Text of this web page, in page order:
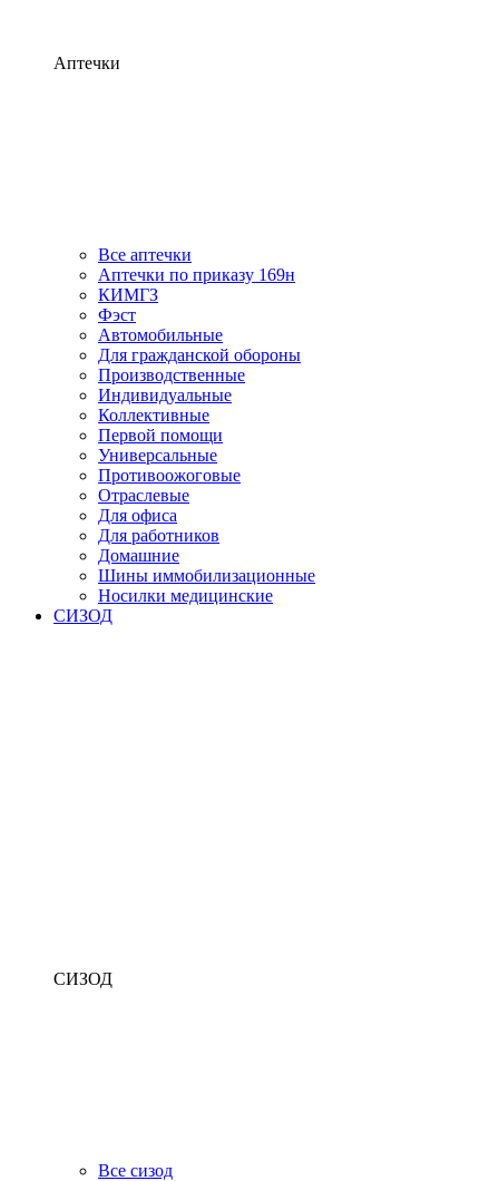
Аптечки
Все аптечки
Аптечки по приказу 169н
КИМГЗ
Фэст
Автомобильные
Для гражданской обороны
Производственные
Индивидуальные
Коллективные
Первой помощи
Универсальные
Противоожоговые
Отраслевые
Для офиса
Для работников
Домашние
Шины иммобилизационные
Носилки медицинские
СИЗОД
СИЗОД
Все сизод